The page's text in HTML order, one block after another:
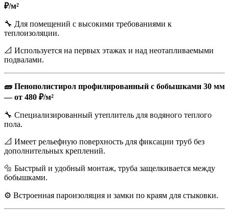
₽/м²
🔧 Для помещений с высокими требованиями к
теплоизоляции.
📐 Используется на первых этажах и над неотапливаемыми
подвалами.
🧱 Пенополистирол профилированный с бобышками 30 мм
— от 480 ₽/м²
🔧 Специализированный утеплитель для водяного теплого
пола.
📐 Имеет рельефную поверхность для фиксации труб без
дополнительных креплений.
🔩 Быстрый и удобный монтаж, труба защелкивается между
бобышками.
⚙️ Встроенная пароизоляция и замки по краям для стыковки.